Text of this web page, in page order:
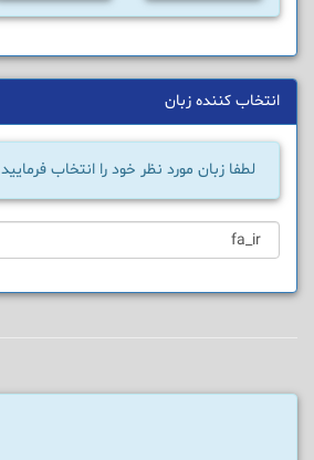
انتخاب کننده زبان
لطفا زبان مورد نظر خود را انتخاب فرمایید